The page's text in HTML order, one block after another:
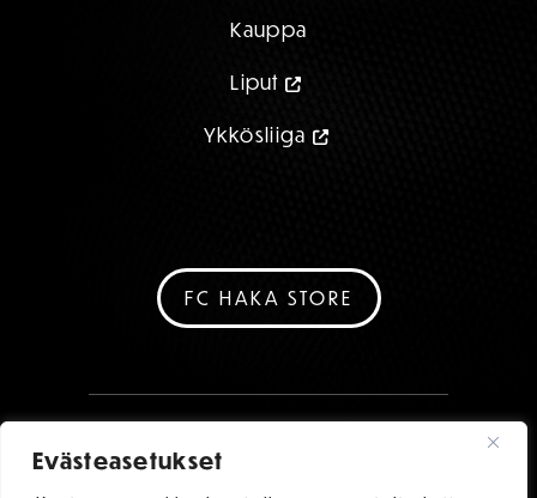
Evästeasetukset
Kauppa
Liput
Ykkösliiga
FC HAKA STORE